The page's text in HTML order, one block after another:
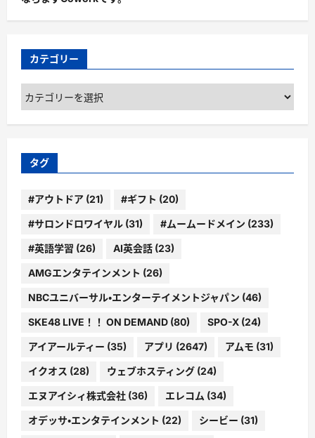
カテゴリー
カ
ゴ
ー
タグ
#アウトドア (21) #ギフト (20)
#サロンドロワイヤル (31) #ムームードメイン (233)
#英語学習 (26) AI英会話 (23)
AMGエンタテインメント (26)
NBCユニバーサル・エンターテイメントジャパン (46)
SKE48 LIVE！！ ON DEMAND (80) SPO-X (24)
アイアールティー (35) アプリ (2647) アムモ (31)
イクオス (28) ウェブホスティング (24)
エヌアイシィ株式会社 (36) エレコム (34)
オデッサ・エンタテインメント (22) シービー (31)